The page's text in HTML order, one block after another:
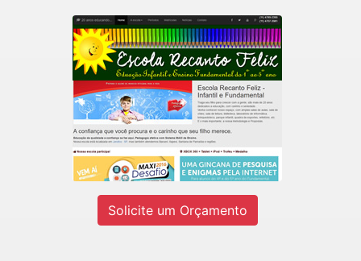
Recanto Escola
Escola de educação infantil do 1º ao
5º ano em Jandira-SP.
Ver site
Solicite um Orçamento